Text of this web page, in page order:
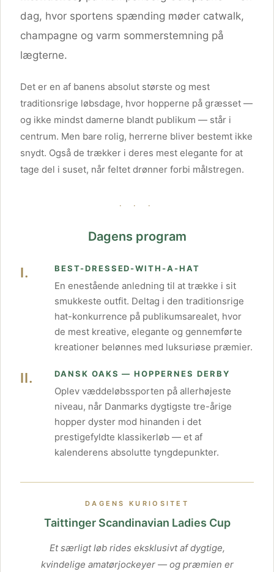
dag, hvor sportens spænding møder catwalk,
champagne og varm sommerstemning på
lægterne.
Det er en af banens absolut største og mest
traditionsrige løbsdage, hvor hopperne på græsset —
og ikke mindst damerne blandt publikum — står i
centrum. Men bare rolig, herrerne bliver bestemt ikke
snydt. Også de trækker i deres mest elegante for at
tage del i suset, når feltet drønner forbi målstregen.
· · ·
Dagens program
I. BEST-DRESSED-WITH-A-HAT
En enestående anledning til at trække i sit
smukkeste outfit. Deltag i den traditionsrige
hat-konkurrence på publikumsarealet, hvor
de mest kreative, elegante og gennemførte
kreationer belønnes med luksuriøse præmier.
II. DANSK OAKS — HOPPERNES DERBY
Oplev væddeløbssporten på allerhøjeste
niveau, når Danmarks dygtigste tre-årige
hopper dyster mod hinanden i det
prestigefyldte klassikerløb — et af
kalenderens absolutte tyngdepunkter.
DAGENS KURIOSITET
Taittinger Scandinavian Ladies Cup
Et særligt løb rides eksklusivt af dygtige,
kvindelige amatørjockeyer — og præmien er